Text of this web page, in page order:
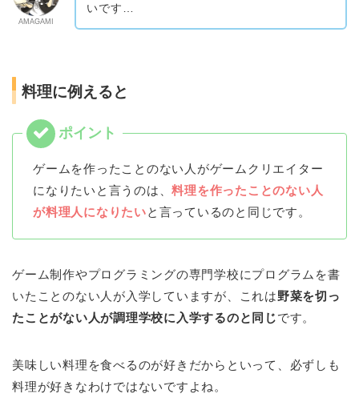
AMAGAMI
いです…
料理に例えると
ゲームを作ったことのない人がゲームクリエイター
になりたいと言うのは、料理を作ったことのない人
が料理人になりたいと言っているのと同じです。
ゲーム制作やプログラミングの専門学校にプログラムを書
いたことのない人が入学していますが、これは野菜を切っ
たことがない人が調理学校に入学するのと同じです。
美味しい料理を食べるのが好きだからといって、必ずしも
料理が好きなわけではないですよね。